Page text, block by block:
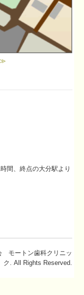
≫
間、終点の大分駅より
モートン歯科クリニッ
ク. All Rights Reserved.